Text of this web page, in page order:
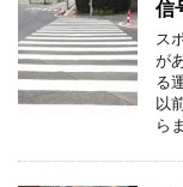
信
ス
が
る
以
ら